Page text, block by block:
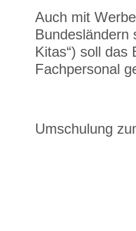
Auch mit
Bundesländern
Kitas“) soll das
Fachpersonal
Umschulung